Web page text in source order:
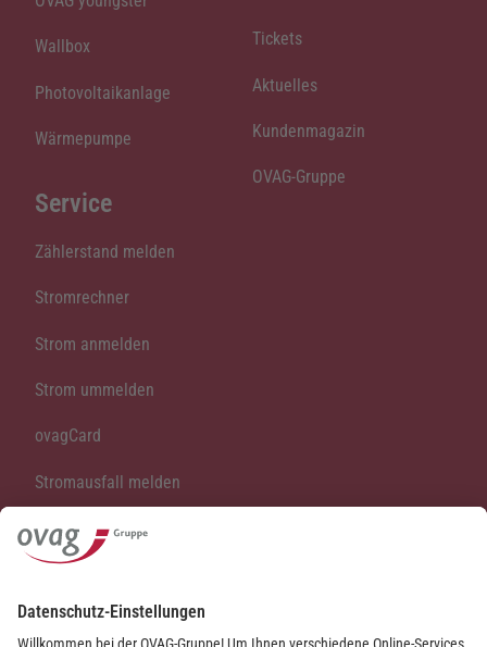
Wallbox
Photovoltaikanlage
Wärmepumpe
Service
Zählerstand melden
Stromrechner
Strom anmelden
Strom ummelden
ovagCard
Stromausfall melden
Vertrag kündigen
Kontakt
Tickets
Aktuelles
Kundenmagazin
OVAG-Gruppe